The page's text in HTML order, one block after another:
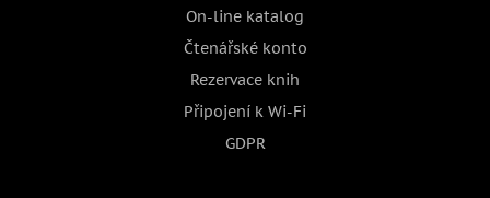
On-line katalog
Čtenářské konto
Rezervace knih
Připojení k Wi-Fi
GDPR